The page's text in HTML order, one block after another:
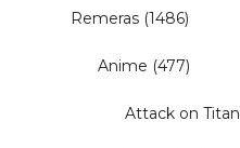
Remeras (1486)
Anime (477)
Attack on Titan